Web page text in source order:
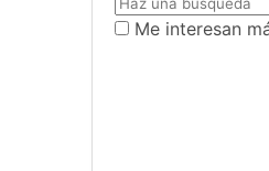
Me interesan